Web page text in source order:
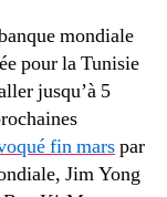
mondiale
pour la Tunisie
jusqu’à 5
fin marspar
Jim Yong